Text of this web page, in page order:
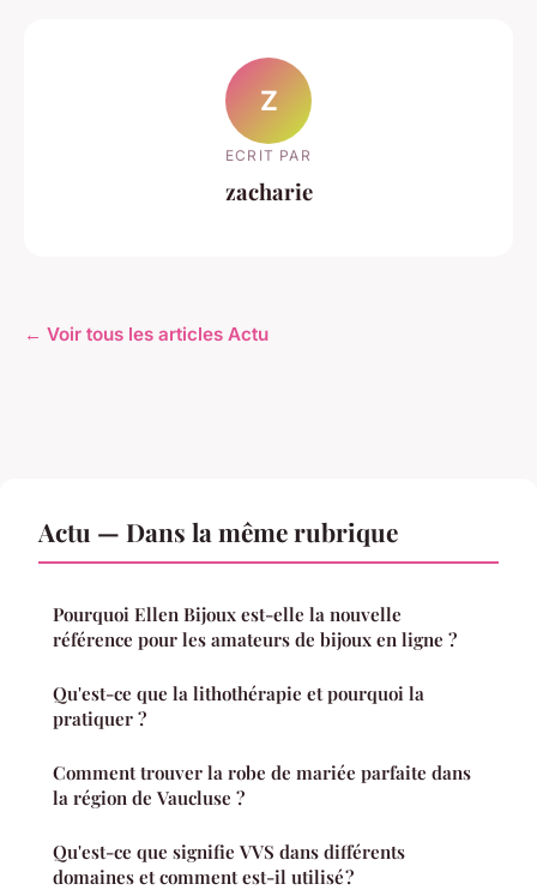
Z
ECRIT PAR
zacharie
← Voir tous les articles Actu
Actu — Dans la même rubrique
Pourquoi Ellen Bijoux est-elle la nouvelle
référence pour les amateurs de bijoux en ligne ?
Qu'est-ce que la lithothérapie et pourquoi la
pratiquer ?
Comment trouver la robe de mariée parfaite dans
la région de Vaucluse ?
Qu'est-ce que signifie VVS dans différents
domaines et comment est-il utilisé ?